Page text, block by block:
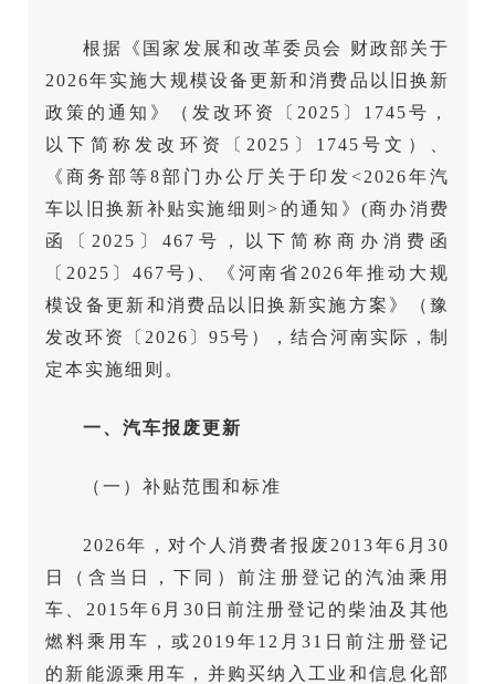
根据《国家发展和改革委员会 财政部关于
2026年实施大规模设备更新和消费品以旧换新
政策的通知》（发改环资〔2025〕1745号，
以下简称发改环资〔2025〕1745号文）、
《商务部等8部门办公厅关于印发<2026年汽
车以旧换新补贴实施细则>的通知》(商办消费
函〔2025〕467号，以下简称商办消费函
〔2025〕467号)、《河南省2026年推动大规
模设备更新和消费品以旧换新实施方案》（豫
发改环资〔2026〕95号），结合河南实际，制
定本实施细则。
一、汽车报废更新
（一）补贴范围和标准
2026年，对个人消费者报废2013年6月30
日（含当日，下同）前注册登记的汽油乘用
车、2015年6月30日前注册登记的柴油及其他
燃料乘用车，或2019年12月31日前注册登记
的新能源乘用车，并购买纳入工业和信息化部